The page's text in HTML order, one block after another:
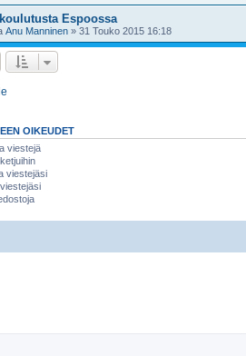
Espoossa
Anu Manninen » 31 Touko 2015 16:18
OIKEUDET
viestejä
viestejäsi